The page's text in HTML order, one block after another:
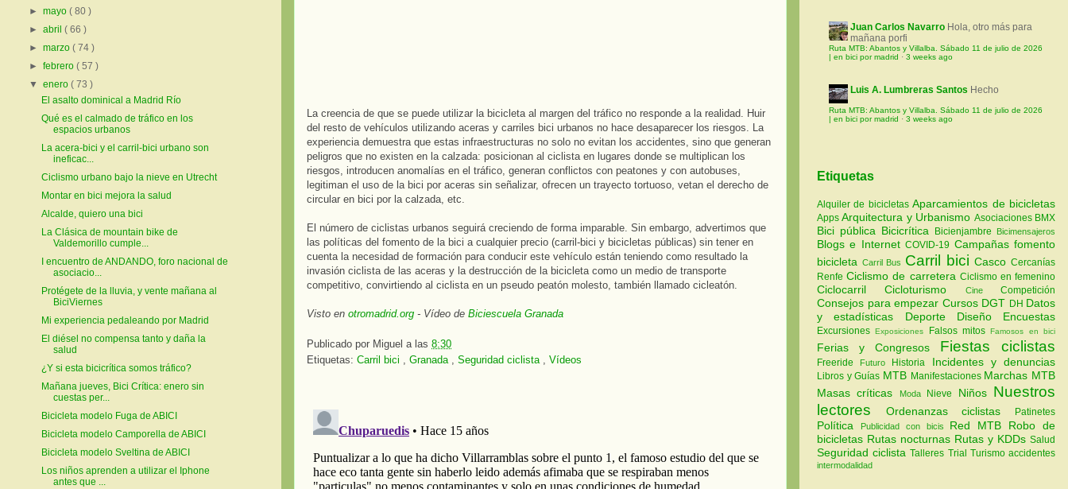
La creencia de que se puede utilizar la bicicleta al margen del tráfico no responde a la realidad. Huir
del resto de vehículos utilizando aceras y carriles bici urbanos no hace desaparecer los riesgos. La
experiencia demuestra que estas infraestructuras no solo no evitan los accidentes, sino que generan
peligros que no existen en la calzada: posicionan al ciclista en lugares donde se multiplican los
riesgos, introducen anomalías en el tráfico, generan conflictos con peatones y con autobuses,
legitiman el uso de la bici por aceras sin señalizar, ofrecen un trayecto tortuoso, vetan el derecho de
circular en bici por la calzada, etc.
El número de ciclistas urbanos seguirá creciendo de forma imparable. Sin embargo, advertimos que
las políticas del fomento de la bici a cualquier precio (carril-bici y bicicletas públicas) sin tener en
cuenta la necesidad de formación para conducir este vehículo están teniendo como resultado la
invasión ciclista de las aceras y la destrucción de la bicicleta como un medio de transporte
competitivo, convirtiendo al ciclista en un pseudo peatón molesto, también llamado cicleatón.
Visto en otromadrid.org - Vídeo de Biciescuela Granada
Publicado por Miguel a las 8:30
Etiquetas: Carril bici , Granada , Seguridad ciclista , Vídeos
►mayo( 80 )
►abril( 66 )
►marzo( 74 )
►febrero( 57 )
▼enero( 73 )
El asalto dominical a Madrid Río
Qué es el calmado de tráfico en los
espacios urbanos
La acera-bici y el carril-bici urbano son
ineficac...
Ciclismo urbano bajo la nieve en Utrecht
Montar en bici mejora la salud
Alcalde, quiero una bici
La Clásica de mountain bike de
Valdemorillo cumple...
I encuentro de ANDANDO, foro nacional de
asociacio...
Protégete de la lluvia, y vente mañana al
BiciViernes
Mi experiencia pedaleando por Madrid
El diésel no compensa tanto y daña la
salud
¿Y si esta bicicrítica somos tráfico?
Mañana jueves, Bici Crítica: enero sin
cuestas per...
Bicicleta modelo Fuga de ABICI
Bicicleta modelo Camporella de ABICI
Bicicleta modelo Sveltina de ABICI
Los niños aprenden a utilizar el Iphone
antes que ...
Juan Carlos Navarro Hola, otro más para
mañana porfi
Ruta MTB: Abantos y Villalba. Sábado 11 de julio de 2026
| en bici por madrid · 3 weeks ago
Luis A. Lumbreras Santos Hecho
Ruta MTB: Abantos y Villalba. Sábado 11 de julio de 2026
| en bici por madrid · 3 weeks ago
Etiquetas
Alquiler de bicicletasAparcamientos de bicicletas
AppsArquitectura y Urbanismo Asociaciones BMX
Bici pública Bicicrítica Bicienjambre Bicimensajeros
Blogs e InternetCOVID-19 Campañas fomento
bicicleta Carril Bus Carril biciCascoCercanías
RenfeCiclismo de carretera Ciclismo en femenino
CiclocarrilCicloturismo CineCompetición
Consejos para empezar Cursos DGT DH Datos
y estadísticas Deporte Diseño Encuestas
ExcursionesExposiciones Falsos mitosFamosos en bici
Ferias y Congresos Fiestas ciclistas
Freeride Futuro Historia Incidentes y denuncias
Libros y Guías MTB Manifestaciones Marchas MTB
Masas críticas
Moda Nieve Niños Nuestros
lectores
Ordenanzas ciclistas Patinetes
Política Publicidad con bicis Red MTB Robo de
bicicletas Rutas nocturnas Rutas y KDDs Salud
Seguridad ciclistaTalleres Trial Turismoaccidentes
intermodalidad